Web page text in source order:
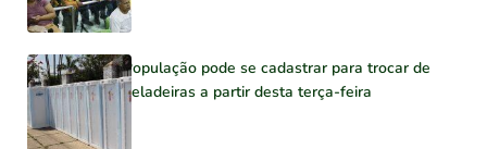
População pode se cadastrar para trocar de
geladeiras a partir desta terça-feira